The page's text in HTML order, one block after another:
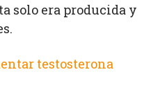
solo era producida y